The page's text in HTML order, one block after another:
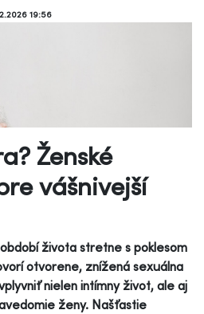
19:56
Ženské
vášnivejší
života stretne s poklesom
otvorene, znížená sexuálna
nielen intímny život, ale aj
ženy. Našťastie